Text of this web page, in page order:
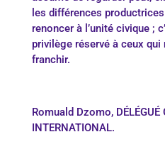
les différences productrices
renoncer à l’unité civique ;
privilège réservé à ceux qui
franchir.
Romuald Dzomo, DÉLÉGUÉ
INTERNATIONAL.